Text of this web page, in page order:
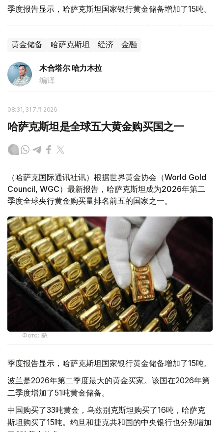
季度报告显示，哈萨克斯坦国家银行黄金储备增加了15吨。
黄金储备 哈萨克斯坦 经济 金融
木合塔尔 哈力木拉
编译
08:31, 31 7月 2026
哈萨克斯坦是全球五大黄金购买国之一
（哈萨克国际通讯社讯）根据世界黄金协会（World Gold
Council, WGC）最新报告，哈萨克斯坦成为2026年第二
季度全球央行黄金购买量排名前五的国家之一。
Фото: ӨзА
季度报告显示，哈萨克斯坦国家银行黄金储备增加了15吨。
波兰是2026年第二季度最大的黄金买家。该国在2026年第
二季度增加了51吨黄金储备。
中国购买了33吨黄金，乌兹别克斯坦购买了16吨，哈萨克
斯坦购买了15吨。约旦和捷克共和国的中央银行也分别增加